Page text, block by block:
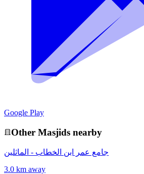
Google Play
Other Masjids nearby
جامع عمر ابن الخطاب - الماثلين
3.0 km away